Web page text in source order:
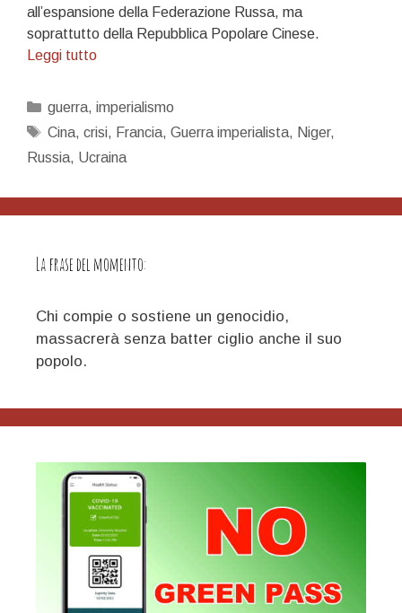
all’espansione della Federazione Russa, ma
soprattutto della Repubblica Popolare Cinese.
Leggi tuttoCrisi
ragionamento
sull’attuale
Categorie
guerra, imperialismo
Tag
Cina, crisi, Francia, Guerra imperialista, Niger,
Russia, Ucraina
La frase del momento:
Chi compie o sostiene un genocidio,
massacrerà senza batter ciglio anche il suo
popolo.